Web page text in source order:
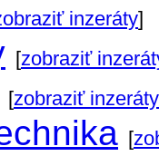
inzeráty]
[zobraziť
[zobraziť inzeráty
[